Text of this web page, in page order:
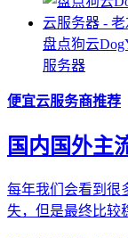
盘点狗云
服务器
便宜云服务商推荐
国内国外主
每年我们会看到很
失，但是最终比较